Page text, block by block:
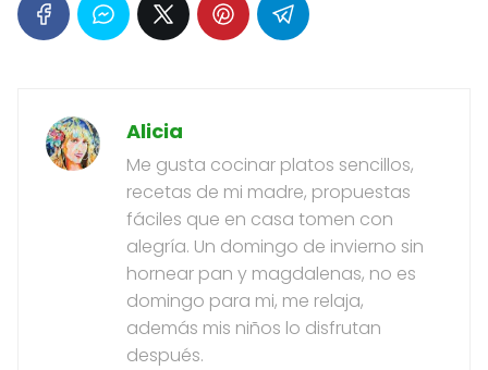
Alicia
Me gusta cocinar platos sencillos,
recetas de mi madre, propuestas
fáciles que en casa tomen con
alegría. Un domingo de invierno sin
hornear pan y magdalenas, no es
domingo para mi, me relaja,
además mis niños lo disfrutan
después.